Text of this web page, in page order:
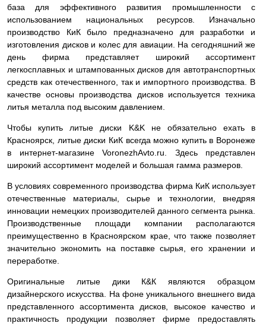
база для эффективного развития промышленности с
использованием национальных ресурсов. Изначально
производство КиК было предназначено для разработки и
изготовления дисков и колес для авиации. На сегодняшний же
день фирма представляет широкий ассортимент
легкосплавных и штампованных дисков для автотранспортных
средств как отечественного, так и импортного производства. В
качестве основы производства дисков используется техника
литья металла под высоким давлением.
Чтобы купить литые диски K&K не обязательно ехать в
Красноярск, литые диски КиК всегда можно купить в Воронеже
в интернет-магазине VoronezhAvto.ru. Здесь представлен
широкий ассортимент моделей и большая гамма размеров.
В условиях современного производства фирма КиК использует
отечественные материалы, сырье и технологии, внедряя
инновации немецких производителей данного сегмента рынка.
Производственные площади компании располагаются
преимущественно в Красноярском крае, что также позволяет
значительно экономить на поставке сырья, его хранении и
переработке.
Оригинальные литые дики К&К являются образцом
дизайнерского искусства. На фоне уникального внешнего вида
представленного ассортимента дисков, высокое качество и
практичность продукции позволяет фирме предоставлять